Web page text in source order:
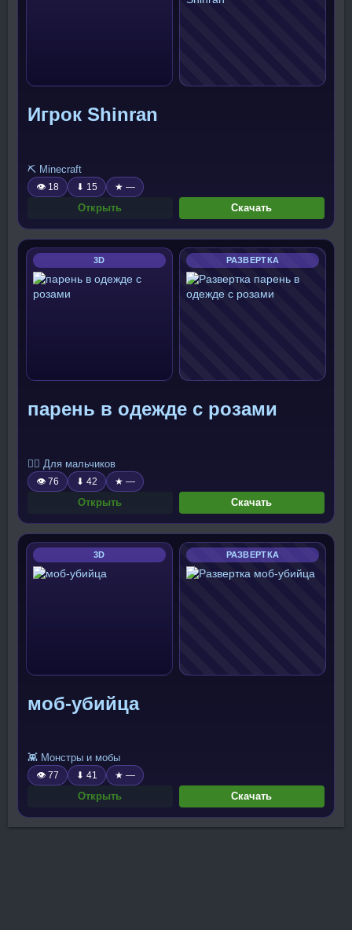
Игрок Shinran
⛏️ Minecraft
👁 18 ⬇ 15 ★ —
Открыть Скачать
3D РАЗВЕРТКА
парень в одежде с розами
🧍‍♂️ Для мальчиков
👁 76 ⬇ 42 ★ —
Открыть Скачать
3D РАЗВЕРТКА
моб-убийца
👾 Монстры и мобы
👁 77 ⬇ 41 ★ —
Открыть Скачать